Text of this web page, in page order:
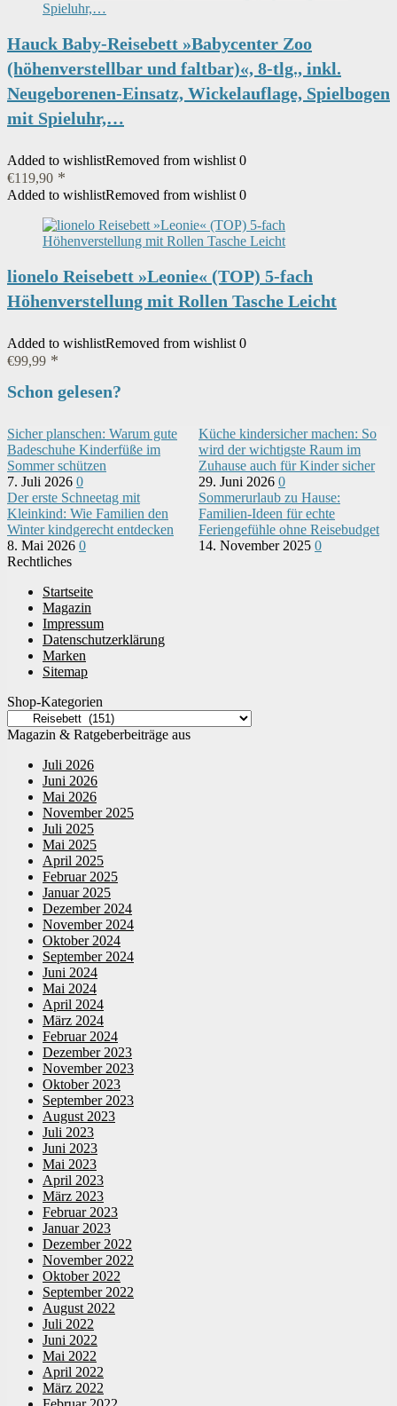
Hauck Baby-Reisebett »Babycenter Zoo
(höhenverstellbar und faltbar)«, 8-tlg., inkl.
Neugeborenen-Einsatz, Wickelauflage, Spielbogen
mit Spieluhr,…
Added to wishlistRemoved from wishlist 0
€119,90
Added to wishlistRemoved from wishlist 0
lionelo Reisebett »Leonie« (TOP) 5-fach
Höhenverstellung mit Rollen Tasche Leicht
Added to wishlistRemoved from wishlist 0
€99,99
Schon gelesen?
Sicher planschen: Warum gute
Badeschuhe Kinderfüße im
Sommer schützen
7. Juli 2026 0
Küche kindersicher machen: So
wird der wichtigste Raum im
Zuhause auch für Kinder sicher
29. Juni 2026 0
Der erste Schneetag mit
Kleinkind: Wie Familien den
Winter kindgerecht entdecken
8. Mai 2026 0
Sommerurlaub zu Hause:
Familien-Ideen für echte
Feriengefühle ohne Reisebudget
14. November 2025 0
Rechtliches
Startseite
Magazin
Impressum
Datenschutzerklärung
Marken
Sitemap
Shop-Kategorien
Magazin & Ratgeberbeiträge aus
Juli 2026
Juni 2026
Mai 2026
November 2025
Juli 2025
Mai 2025
April 2025
Februar 2025
Januar 2025
Dezember 2024
November 2024
Oktober 2024
September 2024
Juni 2024
Mai 2024
April 2024
März 2024
Februar 2024
Dezember 2023
November 2023
Oktober 2023
September 2023
August 2023
Juli 2023
Juni 2023
Mai 2023
April 2023
März 2023
Februar 2023
Januar 2023
Dezember 2022
November 2022
Oktober 2022
September 2022
August 2022
Juli 2022
Juni 2022
Mai 2022
April 2022
März 2022